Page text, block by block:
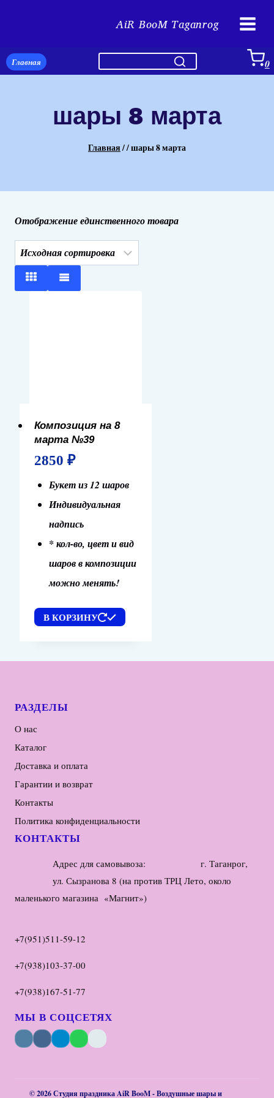
AiR BooM Taganrog
Главная 0
шары 8 марта
Главная//шары 8 марта
Отображение единственного товара
Композиция на 8
марта №39
2850 ₽
Букет из 12 шаров
Индивидуальная
надпись
* кол-во, цвет и вид
шаров в композиции
можно менять!
В КОРЗИНУ
РАЗДЕЛЫ
О нас
Каталог
Доставка и оплата
Гарантии и возврат
Контакты
Политика конфиденциальности
КОНТАКТЫ
Адрес для самовывоза: г. Таганрог,
ул. Сызранова 8 (на против ТРЦ Лето, около
маленького магазина «Магнит»)
+7(951)511-59-12
+7(938)103-37-00
+7(938)167-51-77
МЫ В СОЦСЕТЯХ
© 2026 Студия праздника AiR BooM - Воздушные шары и